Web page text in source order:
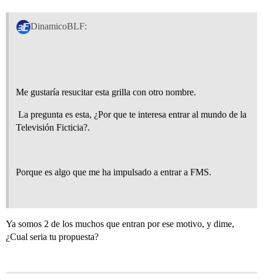
DinamicoBLF:
Me gustaría resucitar esta grilla con otro nombre.
La pregunta es esta, ¿Por que te interesa entrar al mundo de la
Televisión Ficticia?.
Porque es algo que me ha impulsado a entrar a FMS.
Ya somos 2 de los muchos que entran por ese motivo, y dime,
¿Cual seria tu propuesta?